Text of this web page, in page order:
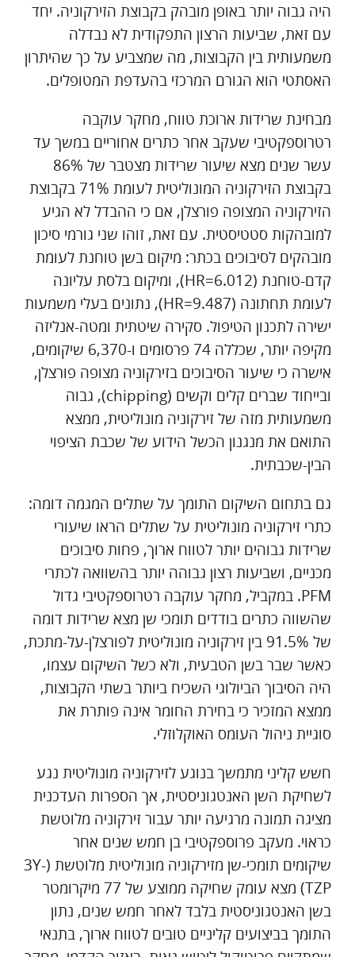
היה גבוה יותר באופן מובהק בקבוצת הזירקוניה. יחד
עם זאת, שביעות הרצון התפקודית לא נבדלה
משמעותית בין הקבוצות, מה שמצביע על כך שהיתרון
האסתטי הוא הגורם המרכזי בהעדפת המטופלים.
מבחינת שרידות ארוכת טווח, מחקר עוקבה
רטרוספקטיבי שעקב אחר כתרים אחוריים במשך עד
עשר שנים מצא שיעור שרידות מצטבר של 86%
בקבוצת הזירקוניה המונוליטית לעומת 71% בקבוצת
הזירקוניה המצופה פורצלן, אם כי ההבדל לא הגיע
למובהקות סטטיסטית. עם זאת, זוהו שני גורמי סיכון
מובהקים לסיבוכים בכתר: מיקום בשן טוחנת לעומת
קדם-טוחנת (HR=6.012), ומיקום בלסת עליונה
לעומת תחתונה (HR=9.487), נתונים בעלי משמעות
ישירה לתכנון הטיפול. סקירה שיטתית ומטה-אנליזה
מקיפה יותר, שכללה 74 פרסומים ו-6,370 שיקומים,
אישרה כי שיעור הסיבוכים בזירקוניה מצופה פורצלן,
ובייחוד שברים קלים וקשים (chipping), גבוה
משמעותית מזה של זירקוניה מונוליטית, ממצא
התואם את מנגנון הכשל הידוע של שכבת הציפוי
הבין-שכבתית.
גם בתחום השיקום התומך על שתלים המגמה דומה:
כתרי זירקוניה מונוליטית על שתלים הראו שיעורי
שרידות גבוהים יותר לטווח ארוך, פחות סיבוכים
מכניים, ושביעות רצון גבוהה יותר בהשוואה לכתרי
PFM. במקביל, מחקר עוקבה רטרוספקטיבי גדול
שהשווה כתרים בודדים תומכי שן מצא שרידות דומה
של 91.5% בין זירקוניה מונוליטית לפורצלן-על-מתכת,
כאשר שבר בשן הטבעית, ולא כשל השיקום עצמו,
היה הסיבוך הביולוגי השכיח ביותר בשתי הקבוצות,
ממצא המזכיר כי בחירת החומר אינה פותרת את
סוגיית ניהול העומס האוקלוזלי.
חשש קליני מתמשך בנוגע לזירקוניה מונוליטית נגע
לשחיקת השן האנטגוניסטית, אך הספרות העדכנית
מציגה תמונה מרגיעה יותר עבור זירקוניה מלוטשת
כראוי. מעקב פרוספקטיבי בן חמש שנים אחר
שיקומים תומכי-שן מזירקוניה מונוליטית מלוטשת (3Y-
TZP) מצא עומק שחיקה ממוצע של 77 מיקרומטר
בשן האנטגוניסטית בלבד לאחר חמש שנים, נתון
התומך בביצועים קליניים טובים לטווח ארוך, בתנאי